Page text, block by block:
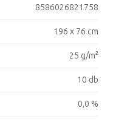
8586026821758
196 x 76 cm
25 g/m²
10 db
0,0 %